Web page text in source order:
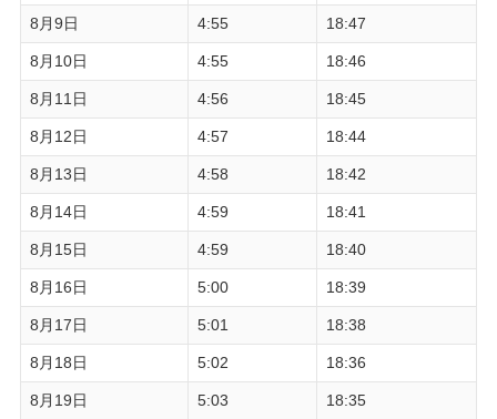
8月9日 4:55 18:47
8月10日 4:55 18:46
8月11日 4:56 18:45
8月12日 4:57 18:44
8月13日 4:58 18:42
8月14日 4:59 18:41
8月15日 4:59 18:40
8月16日 5:00 18:39
8月17日 5:01 18:38
8月18日 5:02 18:36
8月19日 5:03 18:35